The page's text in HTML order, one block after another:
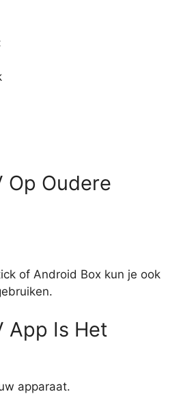
Op Oudere
of Android Box kun je ook
App Is Het
apparaat.